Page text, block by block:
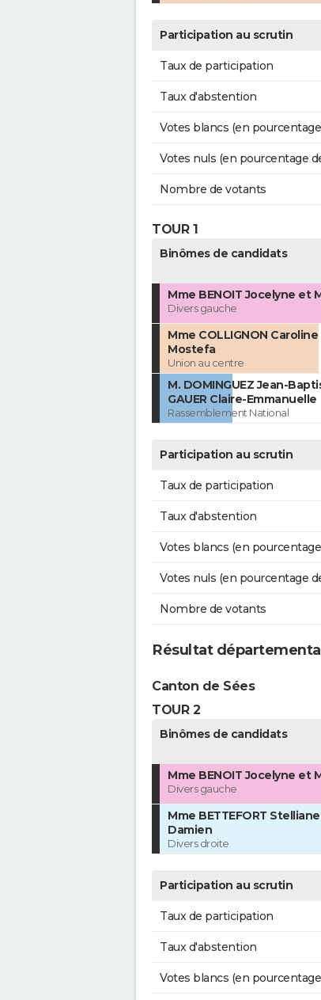
Participation au scrutin
Taux de participation
Taux d'abstention
Votes blancs (en
Votes nuls (en pourcentage
Nombre de votants
TOUR 1
Binômes de candidats
Mme BENOIT Jocelyne et
Divers gauche
Mme COLLIGNON
Mostefa
Union au centre
M. DOMINGUEZ Jean-
GAUER Claire-Emmanuelle
Rassemblement National
Participation au scrutin
Taux de participation
Taux d'abstention
Votes blancs (en
Votes nuls (en pourcentage
Nombre de votants
Résultat
Canton de Sées
TOUR 2
Binômes de candidats
Mme BENOIT Jocelyne et
Divers gauche
Mme BETTEFORT Stelliane
Damien
Divers droite
Participation au scrutin
Taux de participation
Taux d'abstention
Votes blancs (en